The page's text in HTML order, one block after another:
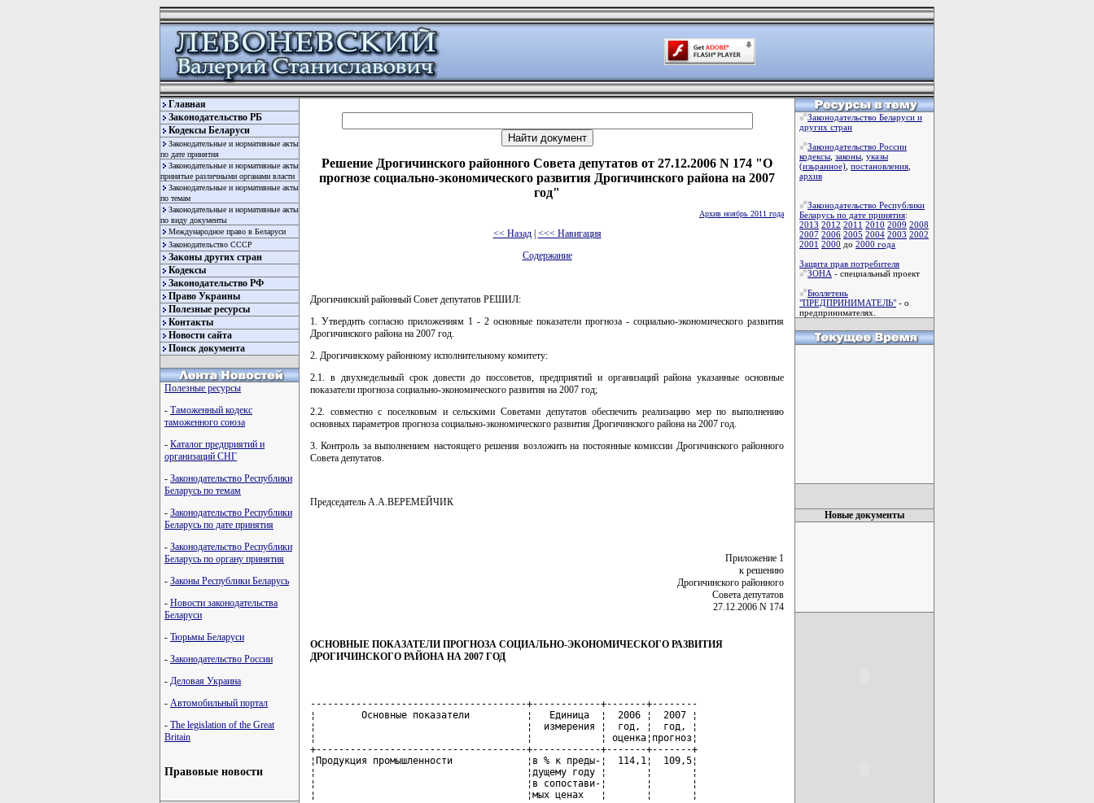
Главная
Законодательство РБ
Кодексы Беларуси
Законодательные и нормативные акты
по дате принятия
Законодательные и нормативные акты
принятые различными органами власти
Законодательные и нормативные акты
по темам
Законодательные и нормативные акты
по виду документы
Международное право в Беларуси
Законодательство СССР
Законы других стран
Кодексы
Законодательство РФ
Право Украины
Полезные ресурсы
Контакты
Новости сайта
Поиск документа
Полезные ресурсы
- Таможенный кодекс
таможенного союза
- Каталог предприятий и
организаций СНГ
- Законодательство Республики
Беларусь по темам
- Законодательство Республики
Беларусь по дате принятия
- Законодательство Республики
Беларусь по органу принятия
- Законы Республики Беларусь
- Новости законодательства
Беларуси
- Тюрьмы Беларуси
- Законодательство России
- Деловая Украина
- Автомобильный портал
- The legislation of the Great
Britain
Правовые новости
Решение Дрогичинского районного Совета депутатов от 27.12.2006 N 174 "О
прогнозе социально-экономического развития Дрогичинского района на 2007
год"
Архив ноябрь 2011 года
<< Назад| <<< Навигация
Содержание
Дрогичинский районный Совет депутатов РЕШИЛ:
1. Утвердить согласно приложениям 1 - 2 основные показатели прогноза - социально-экономического развития
Дрогичинского района на 2007 год.
2. Дрогичинскому районному исполнительному комитету:
2.1. в двухнедельный срок довести до поссоветов, предприятий и организаций района указанные основные
показатели прогноза социально-экономического развития на 2007 год;
2.2. совместно с поселковым и сельскими Советами депутатов обеспечить реализацию мер по выполнению
основных параметров прогноза социально-экономического развития Дрогичинского района на 2007 год.
3. Контроль за выполнением настоящего решения возложить на постоянные комиссии Дрогичинского районного
Совета депутатов.
Председатель А.А.ВЕРЕМЕЙЧИК
Приложение 1
к решению
Дрогичинского районного
Совета депутатов
27.12.2006 N 174
ОСНОВНЫЕ ПОКАЗАТЕЛИ ПРОГНОЗА СОЦИАЛЬНО-ЭКОНОМИЧЕСКОГО РАЗВИТИЯ
ДРОГИЧИНСКОГО РАЙОНА НА 2007 ГОД
--------------------------------------+------------+-------+--------
¦        Основные показатели          ¦   Единица  ¦  2006 ¦  2007 ¦
¦                                     ¦  измерения ¦  год, ¦  год, ¦
¦                                     ¦            ¦ оценка¦прогноз¦
+-------------------------------------+------------+-------+-------+
¦Продукция промышленности             ¦в % к преды-¦  114,1¦  109,5¦
¦                                     ¦дущему году ¦       ¦       ¦
¦                                     ¦в сопостави-¦       ¦       ¦
¦                                     ¦мых ценах   ¦       ¦       ¦
Законодательство Беларуси и
других стран
Законодательство России
кодексы законы указы
(изьранное) постановления
архив
Законодательство Республики
Беларусь по дате принятия:
2013 2012 2011 2010 2009 2008
2007 2006 2005 2004 2003 2002
2001 2000 до 2000 года
Защита прав потребителя
ЗОНА - специальный проект
Бюллетень
"ПРЕДПРИНИМАТЕЛЬ" - о
предпринимателях.
Новые документы